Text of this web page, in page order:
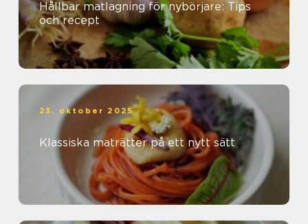
Hållbar matlagning för nybörjare: Tips
och recept
23. oktober 2025
Klassiska maträtter på ett nytt sätt